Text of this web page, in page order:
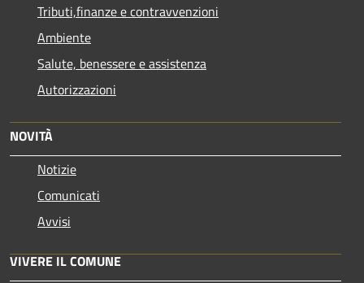
Tributi,finanze e contravvenzioni
Ambiente
Salute, benessere e assistenza
Autorizzazioni
NOVITÀ
Notizie
Comunicati
Avvisi
VIVERE IL COMUNE